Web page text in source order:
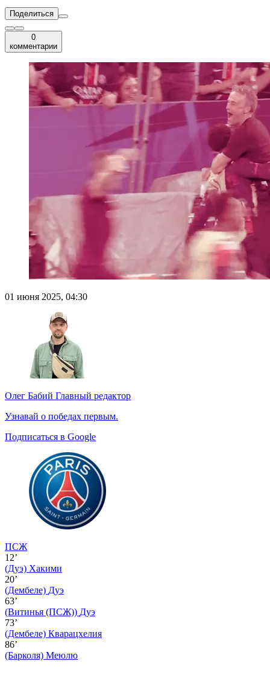
Поделиться
0
комментарии
01 июня 2025, 04:30
Олег Бабий Главный редактор
Узнавай о победах первым.
Подписаться в Google
ПСЖ
12’
(Дуэ) Хакими
20’
(Дембеле) Дуэ
63’
(Витинья (ПСЖ)) Дуэ
73’
(Дембеле) Кварацхелия
86’
(Барколя) Меюлю